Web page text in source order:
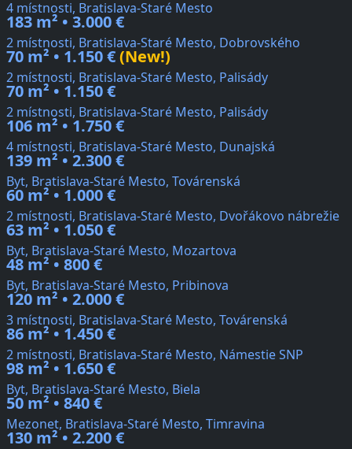
4 místnosti, Bratislava-Staré Mesto
183 m² • 3.000 €
2 místnosti, Bratislava-Staré Mesto, Dobrovského
70 m² • 1.150 €(New!)
2 místnosti, Bratislava-Staré Mesto, Palisády
70 m² • 1.150 €
2 místnosti, Bratislava-Staré Mesto, Palisády
106 m² • 1.750 €
4 místnosti, Bratislava-Staré Mesto, Dunajská
139 m² • 2.300 €
Byt, Bratislava-Staré Mesto, Továrenská
60 m² • 1.000 €
2 místnosti, Bratislava-Staré Mesto, Dvořákovo nábrežie
63 m² • 1.050 €
Byt, Bratislava-Staré Mesto, Mozartova
48 m² • 800 €
Byt, Bratislava-Staré Mesto, Pribinova
120 m² • 2.000 €
3 místnosti, Bratislava-Staré Mesto, Továrenská
86 m² • 1.450 €
2 místnosti, Bratislava-Staré Mesto, Námestie SNP
98 m² • 1.650 €
Byt, Bratislava-Staré Mesto, Biela
50 m² • 840 €
Mezonet, Bratislava-Staré Mesto, Timravina
130 m² • 2.200 €